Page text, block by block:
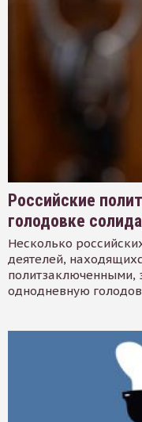
Российские
голодовке
Несколько
деятелей,
политзаключенными,
однодневную